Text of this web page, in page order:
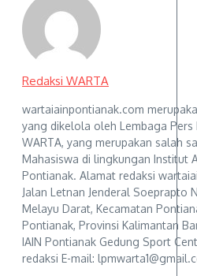
Redaksi WARTA
wartaiainpontianak.com
yang dikelola oleh Lembaga Pers
WARTA, yang merupakan salah
Mahasiswa di lingkungan Institut
Pontianak. Alamat redaksi
Jalan Letnan Jenderal Soeprapto
Melayu Darat, Kecamatan
Pontianak, Provinsi Kalimantan
IAIN Pontianak Gedung Sport
redaksi E-mail: